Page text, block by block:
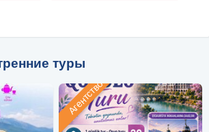
туры
Агентство